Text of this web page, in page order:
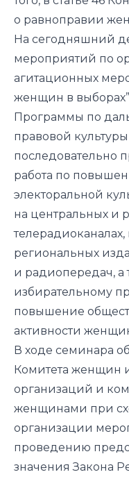
о равноправии
На сегодняшний
мероприятий по
агитационных
женщин в
Программы по
правовой
последовательно
работа по
электоральной
на центральных и
региональных
и радиопередач, а
избирательному
повышение
активности
В ходе семинара
Комитета женщин
организаций и
женщинами при
организации
проведению
значения Закона